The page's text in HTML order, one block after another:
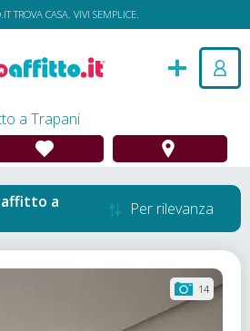
TROVA CASA. VIVI SEMPLICE.
a Trapani
affitto a Per rilevanza
14